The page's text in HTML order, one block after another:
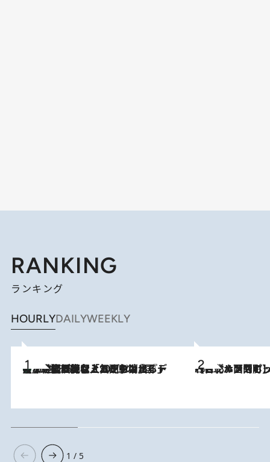
RANKING
ランキング
HOURLYDAILYWEEKLY
2026.8.5
【なぜ吉沢亮は「気配を消せる」のか？】興行収入208億の『国宝』を経て挑むミュージカル『ディア・エヴァン・ハンセン』。トップ俳優が舞台上でさらけ出した“孤独”とは 2026.8.4
【台北・西門町】台湾旅行で行くべきグルメスポット7選《濃厚ルーローハンやもっちり粽、サクふわドーナツも》
1 / 5